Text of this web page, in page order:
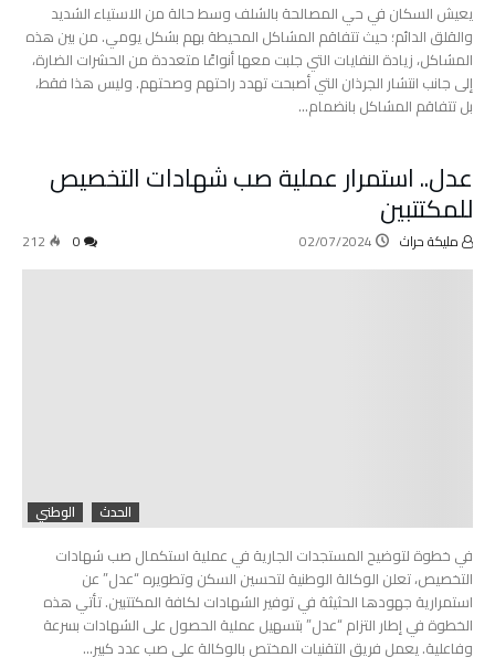
يعيش السكان في حي المصالحة بالشلف وسط حالة من الاستياء الشديد
والقلق الدائم؛ حيث تتفاقم المشاكل المحيطة بهم بشكل يومي. من بين هذه
المشاكل، زيادة النفايات التي جلبت معها أنواعًا متعددة من الحشرات الضارة،
إلى جانب انتشار الجرذان التي أصبحت تهدد راحتهم وصحتهم. وليس هذا فقط،
بل تتفاقم المشاكل بانضمام…
عدل.. استمرار عملية صب شهادات التخصيص
للمكتتبين
مليكة حراث 02/07/2024
212
الحدث الوطني
في خطوة لتوضيح المستجدات الجارية في عملية استكمال صب شهادات
التخصيص، تعلن الوكالة الوطنية لتحسين السكن وتطويره “عدل” عن
استمرارية جهودها الحثيثة في توفير الشهادات لكافة المكتتبين. تأتي هذه
الخطوة في إطار التزام “عدل” بتسهيل عملية الحصول على الشهادات بسرعة
وفاعلية. يعمل فريق التقنيات المختص بالوكالة على صب عدد كبير…